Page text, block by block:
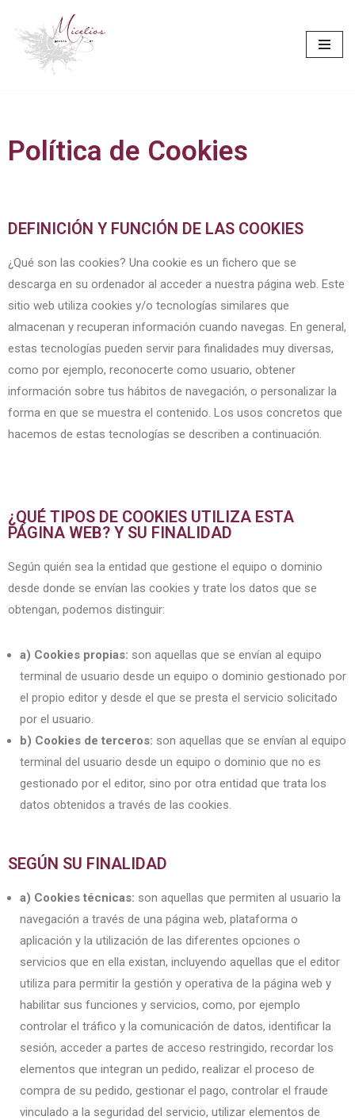
Saltar
Política de Cookies
DEFINICIÓN Y FUNCIÓN DE LAS COOKIES
¿Qué son las cookies? Una cookie es un fichero que se
descarga en su ordenador al acceder a nuestra página web. Este
sitio web utiliza cookies y/o tecnologías similares que
almacenan y recuperan información cuando navegas. En general,
estas tecnologías pueden servir para finalidades muy diversas,
como por ejemplo, reconocerte como usuario, obtener
información sobre tus hábitos de navegación, o personalizar la
forma en que se muestra el contenido. Los usos concretos que
hacemos de estas tecnologías se describen a continuación.
¿QUÉ TIPOS DE COOKIES UTILIZA ESTA
PÁGINA WEB? Y SU FINALIDAD
Según quién sea la entidad que gestione el equipo o dominio
desde donde se envían las cookies y trate los datos que se
obtengan, podemos distinguir:
a) Cookies propias: son aquellas que se envían al equipo
terminal de usuario desde un equipo o dominio gestionado por
el propio editor y desde el que se presta el servicio solicitado
por el usuario.
b) Cookies de terceros: son aquellas que se envían al equipo
terminal del usuario desde un equipo o dominio que no es
gestionado por el editor, sino por otra entidad que trata los
datos obtenidos a través de las cookies.
SEGÚN SU FINALIDAD
a) Cookies técnicas: son aquellas que permiten al usuario la
navegación a través de una página web, plataforma o
aplicación y la utilización de las diferentes opciones o
servicios que en ella existan, incluyendo aquellas que el editor
utiliza para permitir la gestión y operativa de la página web y
habilitar sus funciones y servicios, como, por ejemplo
controlar el tráfico y la comunicación de datos, identificar la
sesión, acceder a partes de acceso restringido, recordar los
elementos que integran un pedido, realizar el proceso de
compra de su pedido, gestionar el pago, controlar el fraude
vinculado a la seguridad del servicio, utilizar elementos de